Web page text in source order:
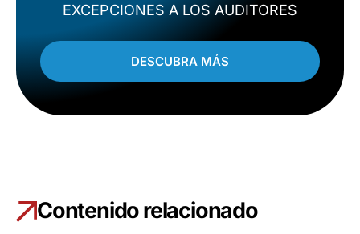
EXCEPCIONES A LOS AUDITORES
DESCUBRA MÁS
Contenido relacionado